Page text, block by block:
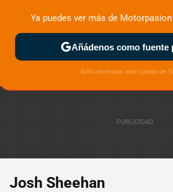
ZONA DE PRUEBAS DEPORTIVAS
Josh Sheehan
Ya puedes ver más de
Añádenos como fuente
Solo necesitas una cuenta de